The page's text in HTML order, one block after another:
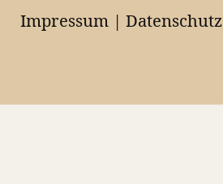
Impressum | Datenschutz